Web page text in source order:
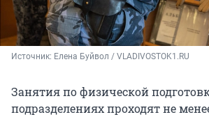
Источник: Елена Буйвол / VLADIVOSTOK1.RU
Занятия по физической
подразделениях проходят не